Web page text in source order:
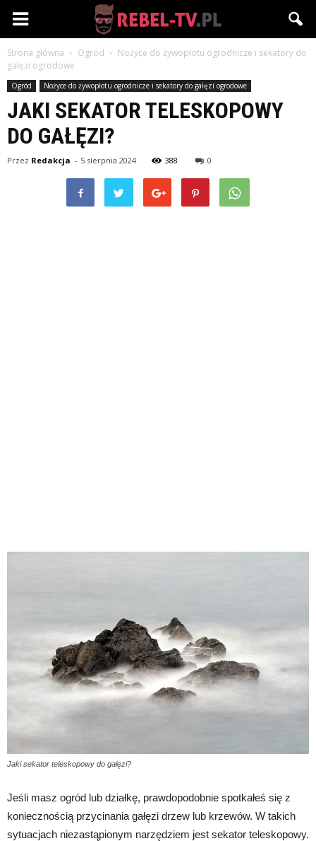
Rebel-
TV.pl
Strona główna Ogród
Nożyce do żywopłotu ogrodnicze i sekatory do
gałęzi ogrodowe
Ogród Nożyce do żywopłotu ogrodnicze i sekatory do gałęzi ogrodowe
JAKI SEKATOR TELESKOPOWY
DO GAŁĘZI?
Przez Redakcja - 5 sierpnia 2024 388 0
Jaki sekator teleskopowy do gałęzi?
Jeśli masz ogród lub działkę, prawdopodobnie spotkałeś się z
koniecznością przycinania gałęzi drzew lub krzewów. W takich
sytuacjach niezastąpionym narzędziem jest sekator teleskopowy.